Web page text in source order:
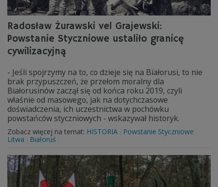
Radosław Żurawski vel Grajewski:
Powstanie Styczniowe ustaliło granicę
cywilizacyjną
- Jeśli spojrzymy na to, co dzieje się na Białorusi, to nie
brak przypuszczeń, że przełom moralny dla
Białorusinów zaczął się od końca roku 2019, czyli
właśnie od masowego, jak na dotychczasowe
doświadczenia, ich uczestnictwa w pochówku
powstańców styczniowych - wskazywał historyk.
Zobacz więcej na temat: HISTORIA
Powstanie Styczniowe
Litwa
Białoruś